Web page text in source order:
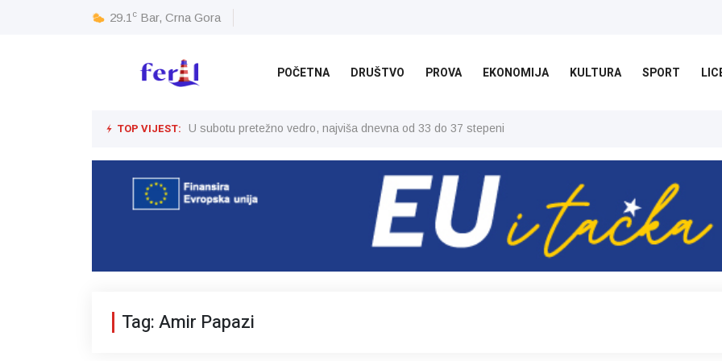
29.1 c Bar, Crna Gora
POČETNA DRUŠTVO PROVA EKONOMIJA KULTURA SPORT
TOP VIJEST: U subotu pretežno vedro, najviša dnevna od 33 do 37 stepeni
Tag: Amir Papazi